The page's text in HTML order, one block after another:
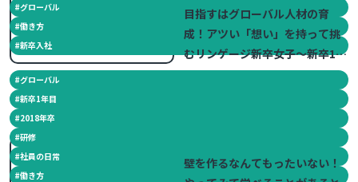
#グローバル
#働き方
#新卒入社
目指すはグローバル人材の育
成！アツい「想い」を持って挑
むリンゲージ新卒女子～新卒1年
目の日常2018～
#グローバル
#新卒1年目
#2018年卒
#研修
#社員の日常
#働き方
壁を作るなんてもったいない！